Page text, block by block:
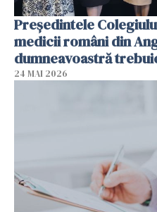
Președintele
medicii români din
dumneavoastră
24 MAI 2026